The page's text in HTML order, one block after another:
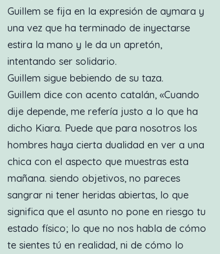
Guillem se fija en la expresión de aymara y
una vez que ha terminado de inyectarse
estira la mano y le da un apretón,
intentando ser solidario.
Guillem sigue bebiendo de su taza.
Guillem dice con acento catalán, «Cuando
dije depende, me refería justo a lo que ha
dicho Kiara. Puede que para nosotros los
hombres haya cierta dualidad en ver a una
chica con el aspecto que muestras esta
mañana. siendo objetivos, no pareces
sangrar ni tener heridas abiertas, lo que
significa que el asunto no pone en riesgo tu
estado físico; lo que no nos habla de cómo
te sientes tú en realidad, ni de cómo lo